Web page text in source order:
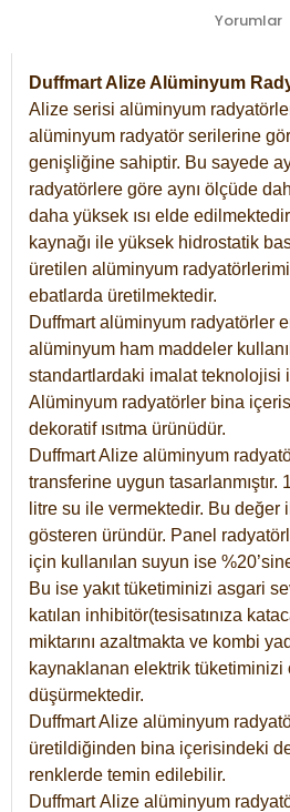
Yorumlar
Duffmart Alize Alüminyum
Alize serisi alüminyum
alüminyum radyatör serilerine
genişliğine sahiptir. Bu sayede
radyatörlere göre aynı ölçüde
daha yüksek ısı elde
kaynağı ile yüksek hidrostatik
üretilen alüminyum
ebatlarda üretilmektedir.
Duffmart alüminyum radyatörler
alüminyum ham maddeler
standartlardaki imalat teknolojisi
Alüminyum radyatörler bina
dekoratif ısıtma ürünüdür.
Duffmart Alize alüminyum
transferine uygun tasarlanmıştır.
litre su ile vermektedir. Bu değer
gösteren üründür. Panel
için kullanılan suyun ise
Bu ise yakıt tüketiminizi asgari
katılan inhibitör(tesisatınıza
miktarını azaltmakta ve kombi
kaynaklanan elektrik tüketiminizi
düşürmektedir.
Duffmart Alize alüminyum
üretildiğinden bina içerisindeki
renklerde temin edilebilir.
DuffmartAlize alüminyum